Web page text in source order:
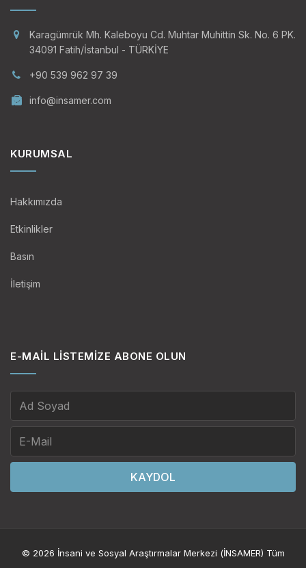
Karagümrük Mh. Kaleboyu Cd. Muhtar Muhittin Sk. No. 6 PK.
34091 Fatih/İstanbul - TÜRKİYE
+90 539 962 97 39
info@insamer.com
KURUMSAL
Hakkımızda
Etkinlikler
Basın
İletişim
E-MAIL LISTEMIZE ABONE OLUN
KAYDOL
© 2026 İnsani ve Sosyal Araştırmalar Merkezi (İNSAMER) Tüm